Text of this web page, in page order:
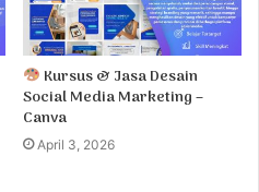
Kursus & Jasa Desain
Social Media Marketing –
Canva
April 3, 2026